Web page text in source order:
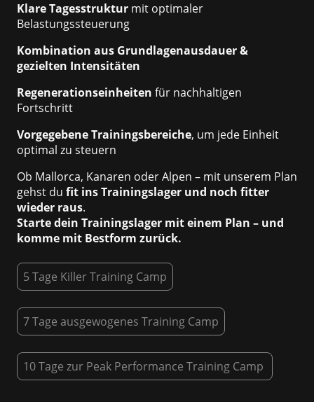
Klare Tagesstruktur mit optimaler
Belastungssteuerung
Kombination aus Grundlagenausdauer &
gezielten Intensitäten
Regenerationseinheiten für nachhaltigen
Fortschritt
Vorgegebene Trainingsbereiche, um jede Einheit
optimal zu steuern
Ob Mallorca, Kanaren oder Alpen – mit unserem Plan
gehst du fit ins Trainingslager und noch fitter
wieder raus.
Starte dein Trainingslager mit einem Plan – und
komme mit Bestform zurück.
5 Tage Killer Training Camp
7 Tage ausgewogenes Training Camp
10 Tage zur Peak Performance Training Camp